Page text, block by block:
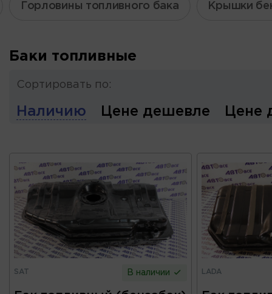
Горловины топливного бака Крышки
Баки топливные
Сортировать по:
Наличию Цене дешевле Цене
SAT В наличии LADA